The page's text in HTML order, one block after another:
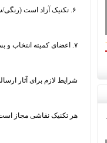
۶. تکنیک آزاد است (رنگی/سیاه-سفید، دیجیتال/دستی و غیره).
۷. اعضای کمیته انتخاب و بستگان درجه یک آنها نمی‌توانند در این مسابقه شرکت کنند.
شرایط لازم برای آثار
هر تکنیک نقاشی مجاز